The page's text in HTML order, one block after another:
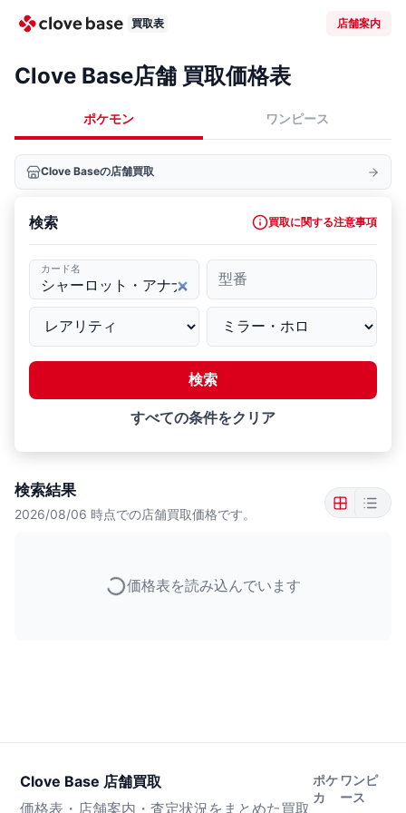
買取表 店舗案内
Clove Base店舗 買取価格表
ポケモン ワンピース
Clove Baseの店舗買取
検索 買取に関する注意事項
カード名
型番
検索
すべての条件をクリア
検索結果
2026/08/06 時点での店舗買取価格です。
価格表を読み込んでいます
Clove Base 店舗買取
価格表・店舗案内・査定状況をまとめた買取
ポケ
カ
ワンピ
ース